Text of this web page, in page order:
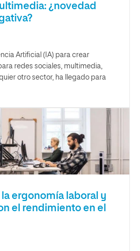
¿novedad
Artificial (IA) para crear
redes sociales, multimedia,
otro sector, ha llegado para
ergonomía laboral y
el rendimiento en el